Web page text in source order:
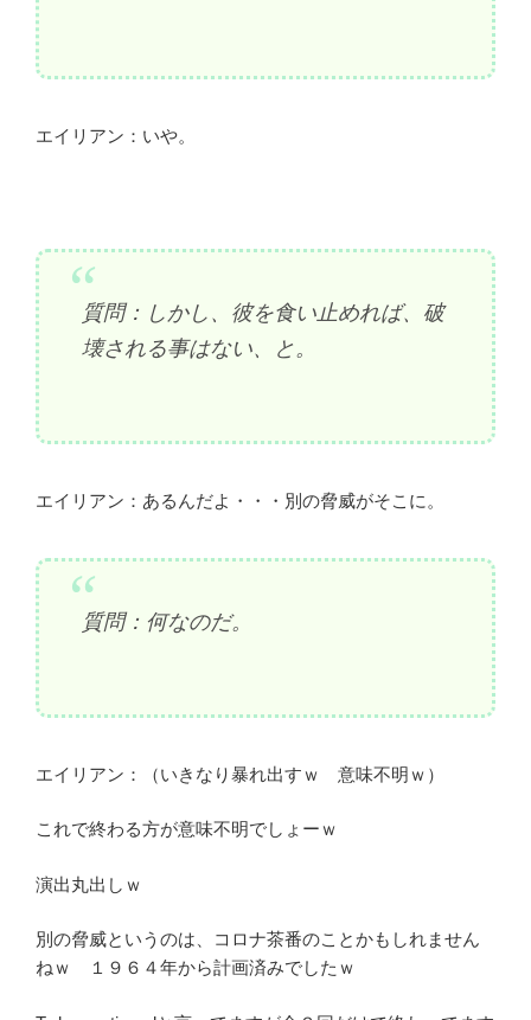
エイリアン：いや。
質問：しかし、彼を食い止めれば、破
壊される事はない、と。
エイリアン：あるんだよ・・・別の脅威がそこに。
質問：何なのだ。
エイリアン：（いきなり暴れ出すｗ 意味不明ｗ）
これで終わる方が意味不明でしょーｗ
演出丸出しｗ
別の脅威というのは、コロナ茶番のことかもしれません
ねｗ １９６４年から計画済みでしたｗ